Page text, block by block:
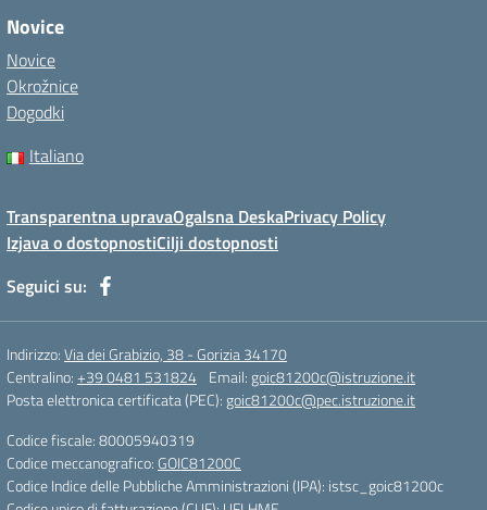
Novice
Novice
Okrožnice
Dogodki
Italiano
Transparentna upravaOgalsna DeskaPrivacy Policy
Izjava o dostopnostiCilji dostopnosti
Seguici su:
Indirizzo:Via dei Grabizio, 38 - Gorizia 34170
Centralino:+39 0481 531824 Email: goic81200c@istruzione.it
Posta elettronica certificata (PEC): goic81200c@pec.istruzione.it
Codice fiscale: 80005940319
Codice meccanografico: GOIC81200C
Codice Indice delle Pubbliche Amministrazioni (IPA): istsc_goic81200c